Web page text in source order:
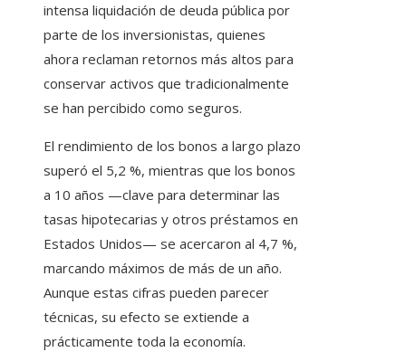
intensa liquidación de deuda pública por
parte de los inversionistas, quienes
ahora reclaman retornos más altos para
conservar activos que tradicionalmente
se han percibido como seguros.
El rendimiento de los bonos a largo plazo
superó el 5,2 %, mientras que los bonos
a 10 años —clave para determinar las
tasas hipotecarias y otros préstamos en
Estados Unidos— se acercaron al 4,7 %,
marcando máximos de más de un año.
Aunque estas cifras pueden parecer
técnicas, su efecto se extiende a
prácticamente toda la economía.